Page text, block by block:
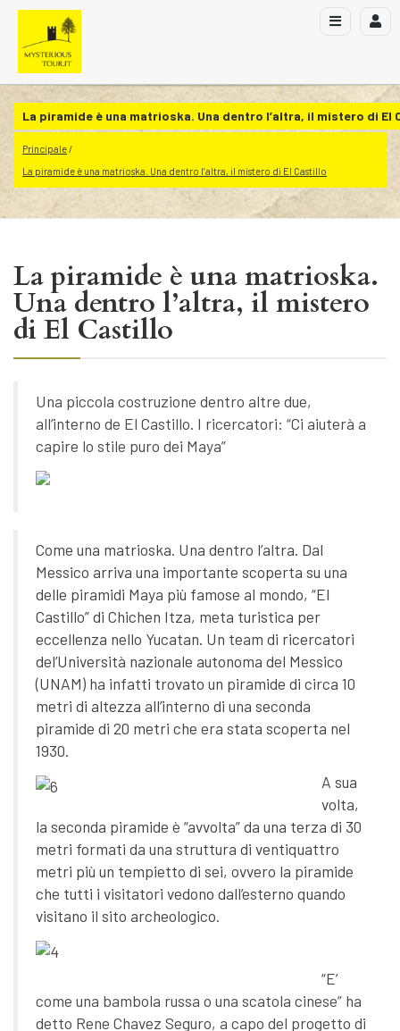
La piramide è una matrioska. Una dentro l’altra, il mistero di El
Principale
La piramide è una matrioska. Una dentro l’altra, il mistero di El Castillo
La piramide è una matrioska.
Una dentro l’altra, il mistero
di El Castillo
Una piccola costruzione dentro altre due,
all’interno de El Castillo. I ricercatori: “Ci aiuterà a
capire lo stile puro dei Maya”
Come una matrioska. Una dentro l’altra. Dal
Messico arriva una importante scoperta su una
delle piramidi Maya più famose al mondo, “El
Castillo” di Chichen Itza, meta turistica per
eccellenza nello Yucatan. Un team di ricercatori
del’Università nazionale autonoma del Messico
(UNAM) ha infatti trovato un piramide di circa 10
metri di altezza all’interno di una seconda
piramide di 20 metri che era stata scoperta nel
1930.
A sua
volta,
la seconda piramide è “avvolta” da una terza di 30
metri formati da una struttura di ventiquattro
metri più un tempietto di sei, ovvero la piramide
che tutti i visitatori vedono dall’esterno quando
visitano il sito archeologico.
“E’
come una bambola russa o una scatola cinese” ha
detto Rene Chavez Seguro, a capo del progetto di